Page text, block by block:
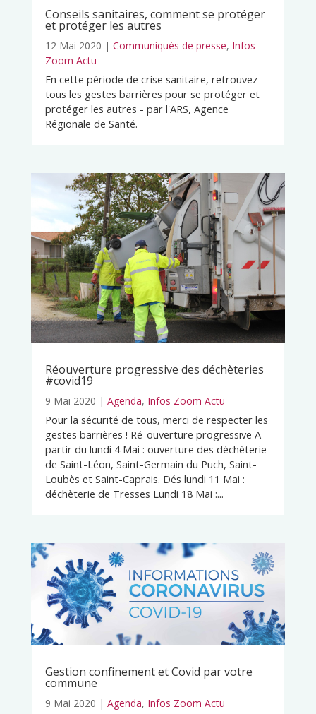
Conseils sanitaires, comment se protéger
et protéger les autres
12 Mai 2020 | Communiqués de presse, Infos
Zoom Actu
En cette période de crise sanitaire, retrouvez
tous les gestes barrières pour se protéger et
protéger les autres - par l'ARS, Agence
Régionale de Santé.
Réouverture progressive des déchèteries
#covid19
9 Mai 2020 | Agenda, Infos Zoom Actu
Pour la sécurité de tous, merci de respecter les
gestes barrières ! Ré-ouverture progressive A
partir du lundi 4 Mai : ouverture des déchèterie
de Saint-Léon, Saint-Germain du Puch, Saint-
Loubès et Saint-Caprais. Dés lundi 11 Mai :
déchèterie de Tresses Lundi 18 Mai :...
Gestion confinement et Covid par votre
commune
9 Mai 2020 | Agenda, Infos Zoom Actu